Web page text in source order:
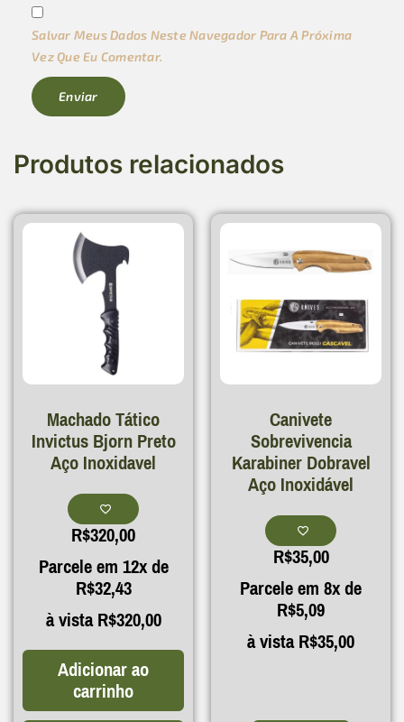
Salvar Meus Dados Neste Navegador Para A Próxima
Vez Que Eu Comentar.
Produtos relacionados
Machado Tático
Invictus Bjorn Preto
Aço Inoxidavel
R$320,00
Parcele em 12x de
R$32,43
à vistaR$320,00
Adicionar ao
carrinho
Canivete
Sobrevivencia
Karabiner Dobravel
Aço Inoxidável
R$35,00
Parcele em 8x de
R$5,09
à vistaR$35,00